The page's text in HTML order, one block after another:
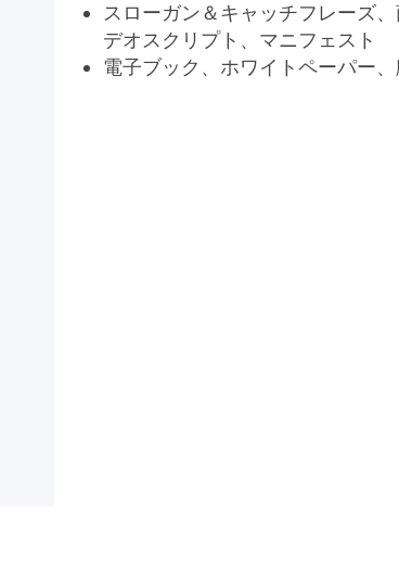
スローガン＆キャッチフレーズ
デオスクリプト、マニフェスト
電子ブック、ホワイトペーパー